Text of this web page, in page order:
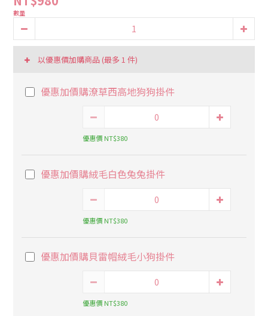
數量
以優惠價加購商品 (最多 1 件)
優惠加價購潦草西高地狗狗掛件
優惠價 NT$380
優惠加價購絨毛白色兔兔掛件
優惠價 NT$380
優惠加價購貝雷帽絨毛小狗掛件
優惠價 NT$380